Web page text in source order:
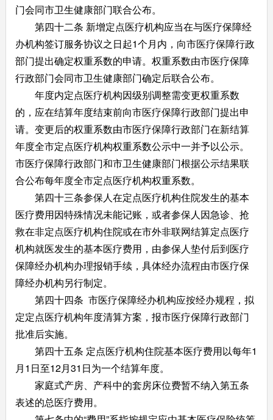
门会同市卫生健康部门联合公布。
第四十二条 新增定点医疗机构应当在与医疗保障经
办机构签订服务协议之日起1个月内，向市医疗保障行政
部门提出确定权重系数的申请。权重系数由市医疗保障
行政部门会同市卫生健康部门确定后联合公布。
年度内定点医疗机构因级别调整需变更权重系数
的，应在结算年度结束前向市医疗保障行政部门提出申
请。变更后的权重系数由市医疗保障行政部门在新结算
年度全市定点医疗机构权重系数公示中一并予以公示。
市医疗保障行政部门和市卫生健康部门根据公示结果联
合公布每年度全市定点医疗机构权重系数。
第四十三条参保人在定点医疗机构住院发生的基本
医疗费用因特殊情况未能记账，或者参保人因急诊、抢
救在非定点医疗机构住院或在市外非联网结算定点医疗
机构就医发生的基本医疗费用，由参保人垫付后到医疗
保障经办机构办理报销手续，具体经办流程由市医疗保
障经办机构另行制定。
第四十四条 市医疗保障经办机构应按经办规程，拟
定定点医疗机构年度清算方案，报市医疗保障行政部门
批准后实施。
第四十五条 定点医疗机构住院基本医疗费用以每年1
月1日至12月31日为一个结算年度。
家庭式产房、产科中的套房床位费暂不纳入第五条
表述的总医疗费用。